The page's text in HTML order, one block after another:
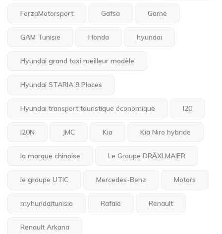
ForzaMotorsport Gafsa Game
GAM Tunisie Honda hyundai
Hyundai grand taxi meilleur modèle
Hyundai STARIA 9 Places
Hyundai transport touristique économique I20
I20N JMC Kia Kia Niro hybride
la marque chinoise Le Groupe DRÄXLMAIER
le groupe UTIC Mercedes-Benz Motors
myhundaitunisia Rafale Renault
Renault Arkana